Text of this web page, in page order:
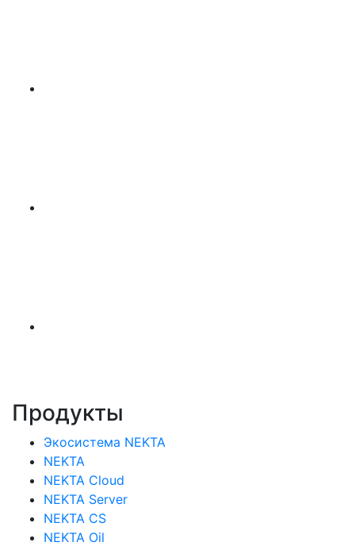
Продукты
Экосистема NEKTA
NEKTA
NEKTA Cloud
NEKTA Server
NEKTA CS
NEKTA Oil